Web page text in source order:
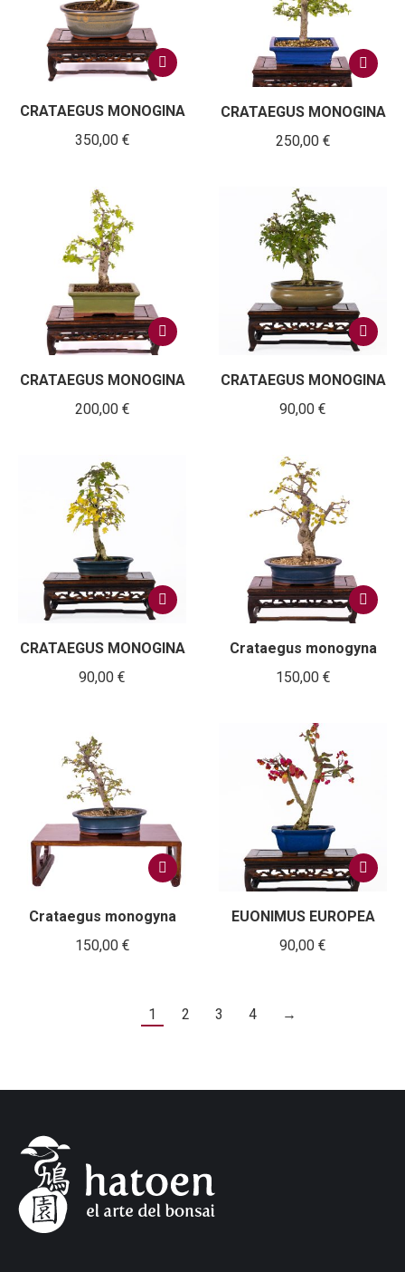
CRATAEGUS MONOGINA
350,00 €
CRATAEGUS MONOGINA
250,00 €
CRATAEGUS MONOGINA
200,00 €
CRATAEGUS MONOGINA
90,00 €
CRATAEGUS MONOGINA
90,00 €
Crataegus monogyna
150,00 €
Crataegus monogyna
150,00 €
EUONIMUS EUROPEA
90,00 €
1 2 3 4 →